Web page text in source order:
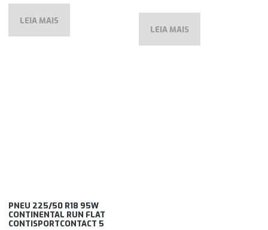
LEIA MAIS
LEIA MAIS
PNEU 225/50 R18 95W
CONTINENTAL RUN FLAT
CONTISPORTCONTACT 5